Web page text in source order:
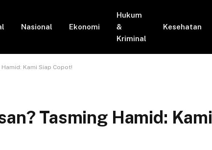
Nasional Ekonomi
Hukum
&
Kriminal
Kesehatan
Kami Siap Copot!
Tasming Hamid: Kami